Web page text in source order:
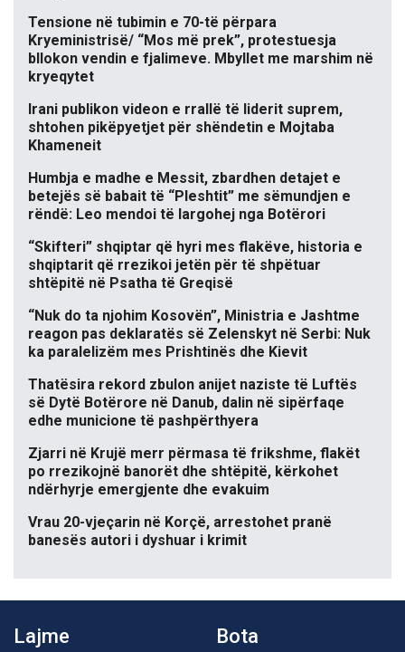
Tensione në tubimin e 70-të përpara
Kryeministrisë/ “Mos më prek”, protestuesja
bllokon vendin e fjalimeve. Mbyllet me marshim në
kryeqytet
Irani publikon videon e rrallë të liderit suprem,
shtohen pikëpyetjet për shëndetin e Mojtaba
Khameneit
Humbja e madhe e Messit, zbardhen detajet e
betejës së babait të “Pleshtit” me sëmundjen e
rëndë: Leo mendoi të largohej nga Botërori
“Skifteri” shqiptar që hyri mes flakëve, historia e
shqiptarit që rrezikoi jetën për të shpëtuar
shtëpitë në Psatha të Greqisë
“Nuk do ta njohim Kosovën”, Ministria e Jashtme
reagon pas deklaratës së Zelenskyt në Serbi: Nuk
ka paralelizëm mes Prishtinës dhe Kievit
Thatësira rekord zbulon anijet naziste të Luftës
së Dytë Botërore në Danub, dalin në sipërfaqe
edhe municione të pashpërthyera
Zjarri në Krujë merr përmasa të frikshme, flakët
po rrezikojnë banorët dhe shtëpitë, kërkohet
ndërhyrje emergjente dhe evakuim
Vrau 20-vjeçarin në Korçë, arrestohet pranë
banesës autori i dyshuar i krimit
Lajme Bota